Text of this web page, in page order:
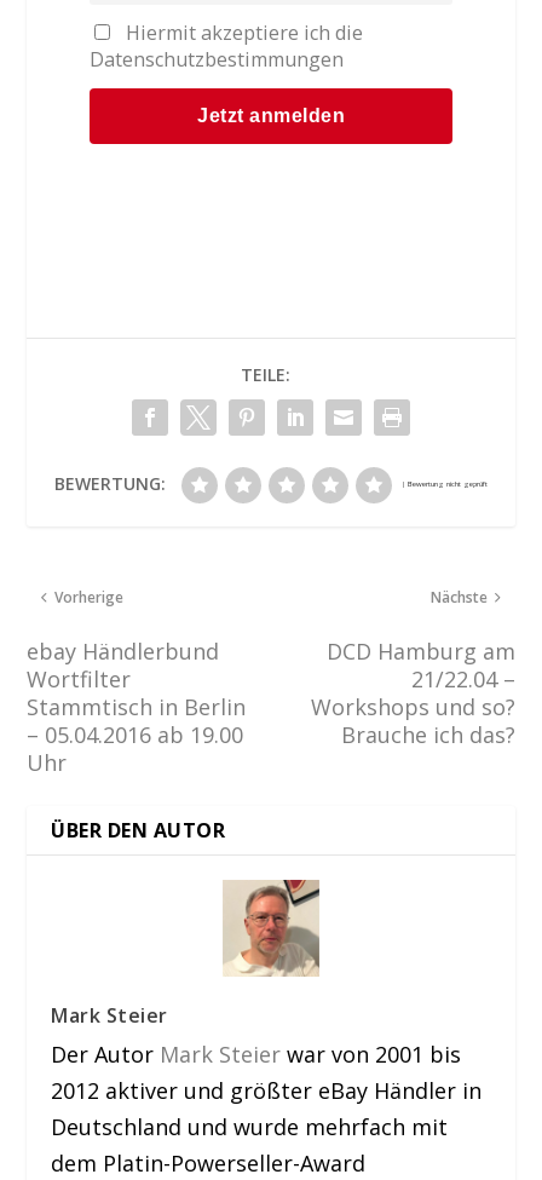
Hiermit akzeptiere ich die
Datenschutzbestimmungen
TEILE:
BEWERTUNG:
Vorherige
ebay Händlerbund
Wortfilter
Stammtisch in Berlin
– 05.04.2016 ab 19.00
Uhr
Nächste
DCD Hamburg am
21/22.04 –
Workshops und so?
Brauche ich das?
ÜBER DEN AUTOR
Mark Steier
Der Autor Mark Steier war von 2001 bis
2012 aktiver und größter eBay Händler in
Deutschland und wurde mehrfach mit
dem Platin-Powerseller-Award